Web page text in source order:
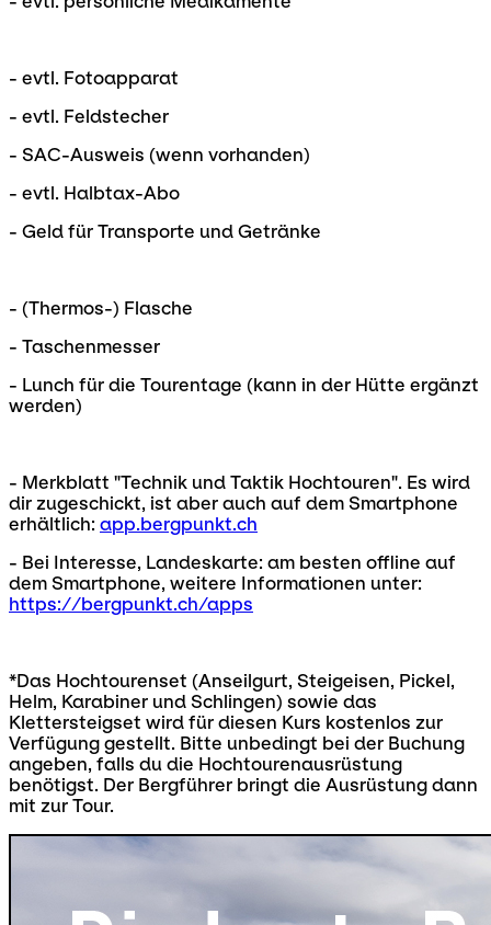
- evtl. Fotoapparat
- evtl. Feldstecher
- SAC-Ausweis (wenn vorhanden)
- evtl. Halbtax-Abo
- Geld für Transporte und Getränke
- (Thermos-) Flasche
- Taschenmesser
- Lunch für die Tourentage (kann in der Hütte ergänzt
werden)
- Merkblatt "Technik und Taktik Hochtouren". Es wird
dir zugeschickt, ist aber auch auf dem Smartphone
erhältlich: app.bergpunkt.ch
- Bei Interesse, Landeskarte: am besten offline auf
dem Smartphone, weitere Informationen unter:
https://bergpunkt.ch/apps
*Das Hochtourenset (Anseilgurt, Steigeisen, Pickel,
Helm, Karabiner und Schlingen) sowie das
Klettersteigset wird für diesen Kurs kostenlos zur
Verfügung gestellt. Bitte unbedingt bei der Buchung
angeben, falls du die Hochtourenausrüstung
benötigst. Der Bergführer bringt die Ausrüstung dann
mit zur Tour.